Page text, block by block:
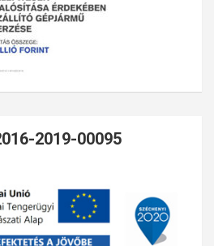
2019-00095